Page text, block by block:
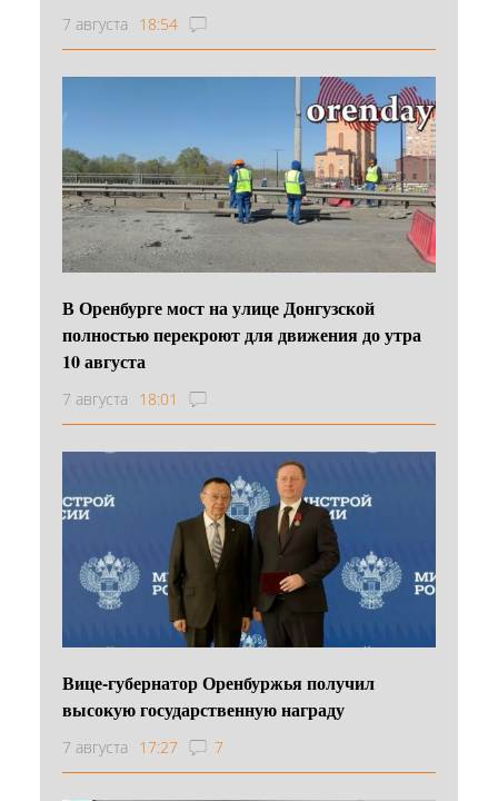
7 августа 18:54
В Оренбурге мост на улице Донгузской
полностью перекроют для движения до утра
10 августа
7 августа 18:01
Вице-губернатор Оренбуржья получил
высокую государственную награду
7 августа 17:27 7